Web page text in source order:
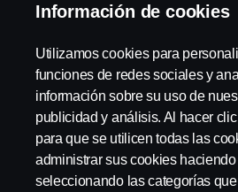
Servicios en Ciudad Real
España: Grupo Peinado
Información de cookies
Utilizamos cookies para
funciones de redes sociales y
información sobre su uso de
publicidad y análisis. Al hacer
para que se utilicen todas las
administrar sus cookies
seleccionando las categorías